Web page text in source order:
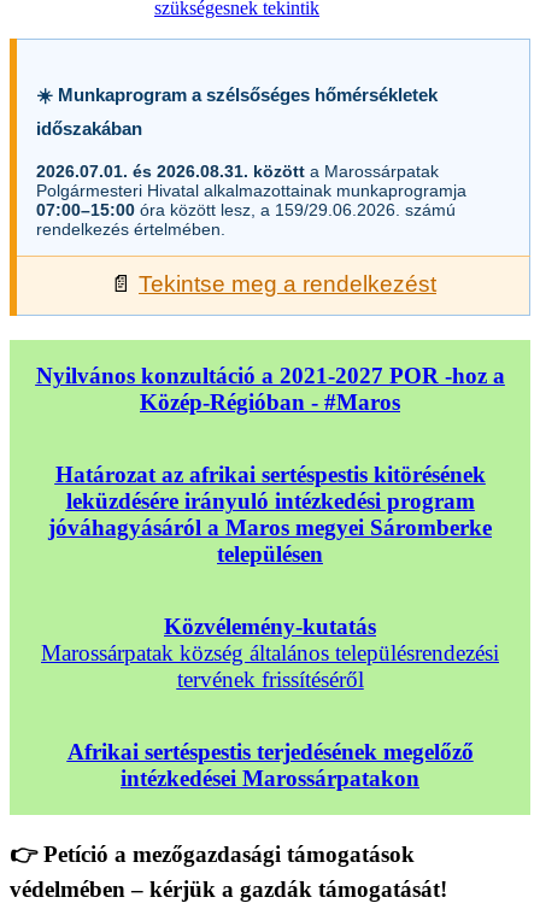
szükségesnek tekintik
☀️ Munkaprogram a szélsőséges hőmérsékletek
időszakában
2026.07.01. és 2026.08.31. között a Marossárpatak
Polgármesteri Hivatal alkalmazottainak munkaprogramja
07:00–15:00 óra között lesz, a 159/29.06.2026. számú
rendelkezés értelmében.
📄 Tekintse meg a rendelkezést
Nyilvános konzultáció a 2021-2027 POR -hoz a
Közép-Régióban - #Maros
Határozat az afrikai sertéspestis kitörésének
leküzdésére irányuló intézkedési program
jóváhagyásáról a Maros megyei Sáromberke
településen
Közvélemény-kutatás
Marossárpatak község általános településrendezési
tervének frissítéséről
Afrikai sertéspestis terjedésének megelőző
intézkedései Marossárpatakon
👉 Petíció a mezőgazdasági támogatások
védelmében – kérjük a gazdák támogatását!